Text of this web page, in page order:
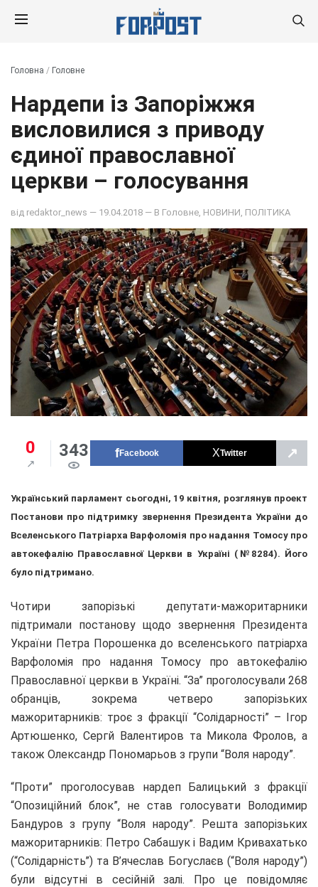
Головна / Головне
Нардепи із Запоріжжя
висловилися з приводу
єдиної православної
церкви – голосування
від redaktor_news — 19.04.2018 — В Головне НОВИНИ ПОЛІТИКА
0 343 Facebook Twitter ↗
Український парламент сьогодні, 19 квітня, розглянув проект
Постанови про підтримку звернення Президента України до
Вселенського Патріарха Варфоломія про надання Томосу про
автокефалію Православної Церкви в Україні (№8284). Його
було підтримано.
Чотири запорізькі депутати-мажоритарники
підтримали постанову щодо звернення Президента
України Петра Порошенка до вселенського патріарха
Варфоломія про надання Томосу про автокефалію
Православної церкви в Україні. “За” проголосували 268
обранців, зокрема четверо запорізьких
мажоритарників: троє з фракції “Солідарності” – Ігор
Артюшенко, Сергй Валентиров та Микола Фролов, а
також Олександр Пономарьов з групи “Воля народу”.
“Проти” проголосував нардеп Балицький з фракції
“Опозиційний блок”, не став голосувати Володимир
Бандуров з групу “Воля народу”. Решта запорізьких
мажоритарників: Петро Сабашук і Вадим Кривахатько
(“Солідарність”) та В’ячеслав Богуслаєв (“Воля народу”)
були відсутні в сесійній залі. Про це повідомляє